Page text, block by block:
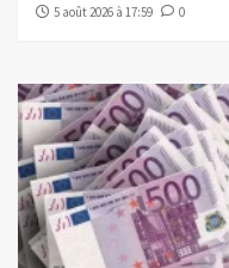
5 août 2026 à 17:59
0